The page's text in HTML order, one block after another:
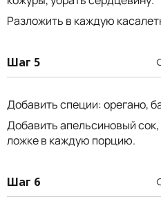
Разложить в каждую
Шаг 5
Добавить специи: орегано,
Добавить апельсиновый
ложке в каждую порцию.
Шаг 6